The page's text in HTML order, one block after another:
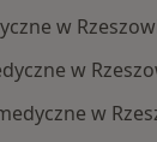
w
w
w